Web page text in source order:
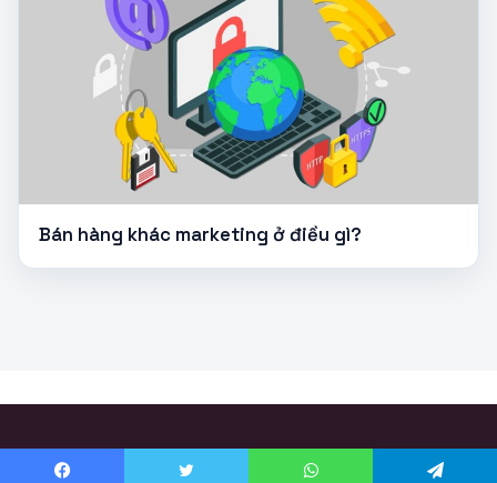
Bán hàng khác marketing ở điều gì?